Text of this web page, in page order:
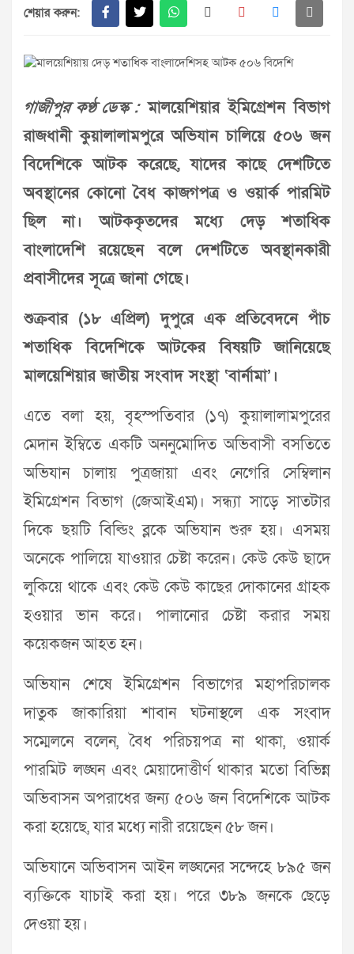
শেয়ার করুন:
গাজীপুর কণ্ঠ ডেস্ক :মালয়েশিয়ার ইমিগ্রেশন বিভাগ
রাজধানী কুয়ালালামপুরে অভিযান চালিয়ে ৫০৬ জন
বিদেশিকে আটক করেছে, যাদের কাছে দেশটিতে
অবস্থানের কোনো বৈধ কাজগপত্র ও ওয়ার্ক পারমিট
ছিল না। আটককৃতদের মধ্যে দেড় শতাধিক
বাংলাদেশি রয়েছেন বলে দেশটিতে অবস্থানকারী
প্রবাসীদের সূত্রে জানা গেছে।
শুক্রবার (১৮ এপ্রিল) দুপুরে এক প্রতিবেদনে পাঁচ
শতাধিক বিদেশিকে আটকের বিষয়টি জানিয়েছে
মালয়েশিয়ার জাতীয় সংবাদ সংস্থা ‘বার্নামা’।
এতে বলা হয়, বৃহস্পতিবার (১৭) কুয়ালালামপুরের
মেদান ইম্বিতে একটি অননুমোদিত অভিবাসী বসতিতে
অভিযান চালায় পুত্রজায়া এবং নেগেরি সেম্বিলান
ইমিগ্রেশন বিভাগ (জেআইএম)। সন্ধ্যা সাড়ে সাতটার
দিকে ছয়টি বিল্ডিং ব্লকে অভিযান শুরু হয়। এসময়
অনেকে পালিয়ে যাওয়ার চেষ্টা করেন। কেউ কেউ ছাদে
লুকিয়ে থাকে এবং কেউ কেউ কাছের দোকানের গ্রাহক
হওয়ার ভান করে। পালানোর চেষ্টা করার সময়
কয়েকজন আহত হন।
অভিযান শেষে ইমিগ্রেশন বিভাগের মহাপরিচালক
দাতুক জাকারিয়া শাবান ঘটনাস্থলে এক সংবাদ
সম্মেলনে বলেন, বৈধ পরিচয়পত্র না থাকা, ওয়ার্ক
পারমিট লঙ্ঘন এবং মেয়াদোত্তীর্ণ থাকার মতো বিভিন্ন
অভিবাসন অপরাধের জন্য ৫০৬ জন বিদেশিকে আটক
করা হয়েছে, যার মধ্যে নারী রয়েছেন ৫৮ জন।
অভিযানে অভিবাসন আইন লঙ্ঘনের সন্দেহে ৮৯৫ জন
ব্যক্তিকে যাচাই করা হয়। পরে ৩৮৯ জনকে ছেড়ে
দেওয়া হয়।